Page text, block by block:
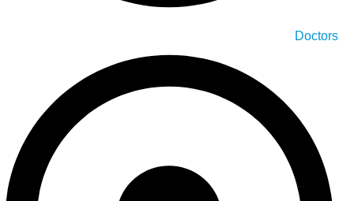
Doctors